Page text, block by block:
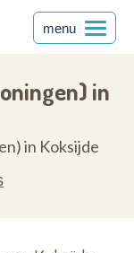
menu
in
in Koksijde